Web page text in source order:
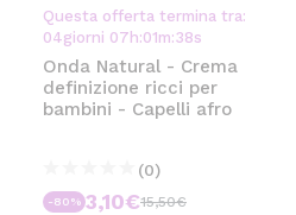
potrai fare i tuoi
lo stato dei tuoi ordini e
precedenti.
UN ACCOUNT
Questa offerta termina tra:
04giorni 07 h:01m:38s
Onda Natural - Crema
definizione ricci per
bambini - Capelli afro
(0)
-80% 3,10€15,50€